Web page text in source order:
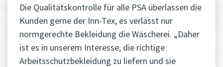
Die Qualitätskontrolle für alle PSA überlassen die
Kunden gerne der Inn-Tex, es verlässt nur
normgerechte Bekleidung die Wäscherei. „Daher
ist es in unserem Interesse, die richtige
Arbeitsschutzbekleidung zu liefern und sie